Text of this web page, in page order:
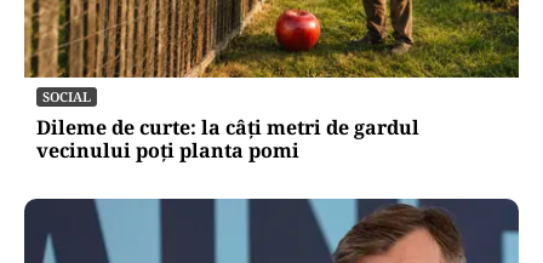
SOCIAL
Dileme de curte: la câți metri de gardul
vecinului poți planta pomi